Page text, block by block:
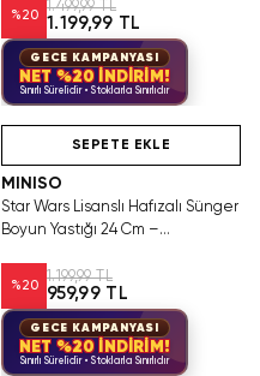
%20
1.499,99 TL
1.199,99 TL
GECE KAMPANYASI
NET %20 İNDİRİM!
Sınırlı Sürelidir • Stoklarla Sınırlıdır
SEPETE EKLE
MINISO
Star Wars Lisanslı Hafızalı Sünger
Boyun Yastığı 24 Cm –
%20
1.199,99 TL
959,99 TL
GECE KAMPANYASI
NET %20 İNDİRİM!
Sınırlı Sürelidir • Stoklarla Sınırlıdır